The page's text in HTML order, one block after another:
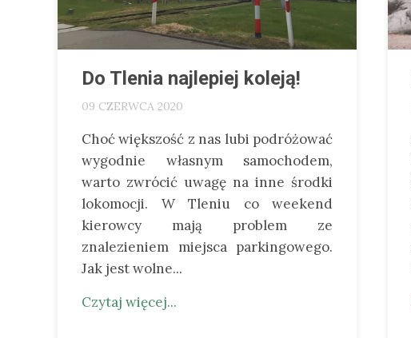
Do Tlenia najlepiej koleją!
09 CZERWCA 2020
Choć większość z nas lubi podróżować
wygodnie własnym samochodem,
warto zwrócić uwagę na inne środki
lokomocji. W Tleniu co weekend
kierowcy mają problem ze
znalezieniem miejsca parkingowego.
Jak jest wolne...
Czytaj więcej...